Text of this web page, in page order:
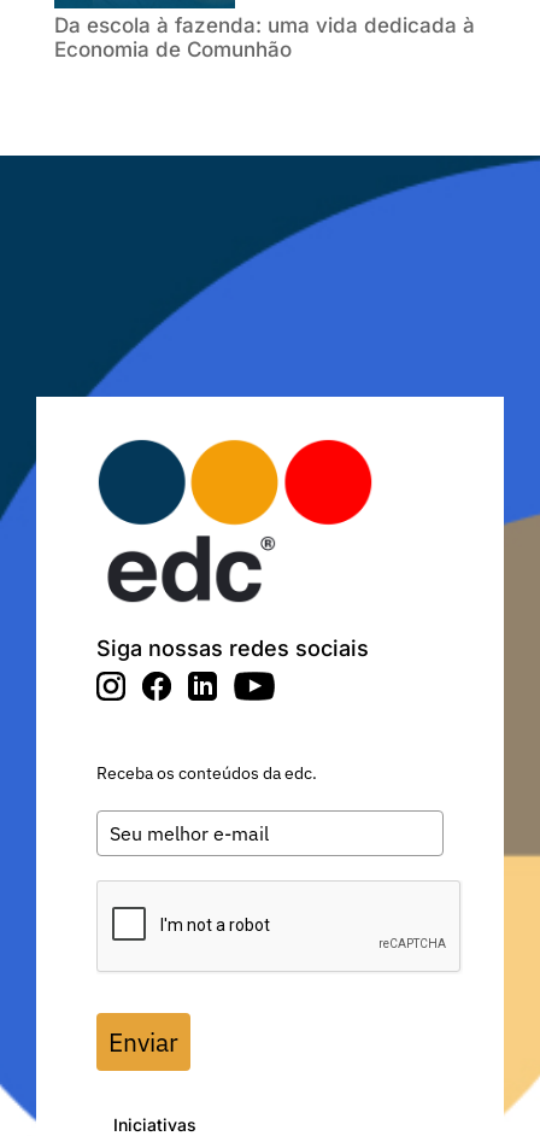
Da escola à fazenda: uma vida dedicada à
Economia de Comunhão
Siga nossas redes sociais
Receba os conteúdos da edc.
Enviar
Iniciativas